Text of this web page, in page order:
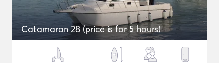
Catamaran 28 (price is for 5 hours)